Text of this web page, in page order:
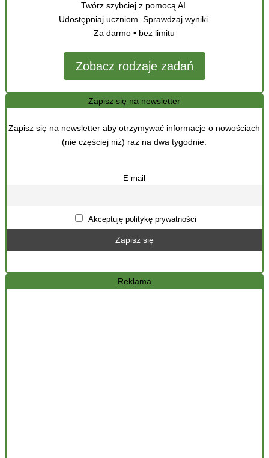
Twórz szybciej z pomocą AI.
Udostępniaj uczniom. Sprawdzaj wyniki.
Za darmo • bez limitu
Zobacz rodzaje zadań
Zapisz się na newsletter
Zapisz się na newsletter aby otrzymywać informacje o nowościach
(nie częściej niż) raz na dwa tygodnie.
E-mail
Akceptuję politykę prywatności
Reklama